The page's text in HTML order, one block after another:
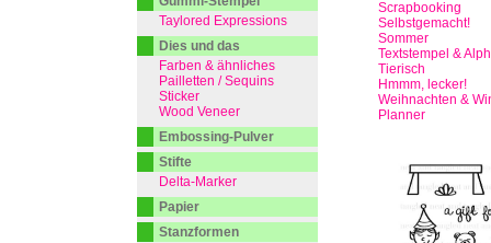
Scrapbooking
Selbstgemacht!
Sommer
Textstempel &
Tierisch
Hmmm, lecker!
Weihnachten &
Planner
Taylored Expressions
Dies und das
Farben & ähnliches
Pailletten / Sequins
Sticker
Wood Veneer
Embossing-Pulver
Stifte
Delta-Marker
Papier
Stanzformen